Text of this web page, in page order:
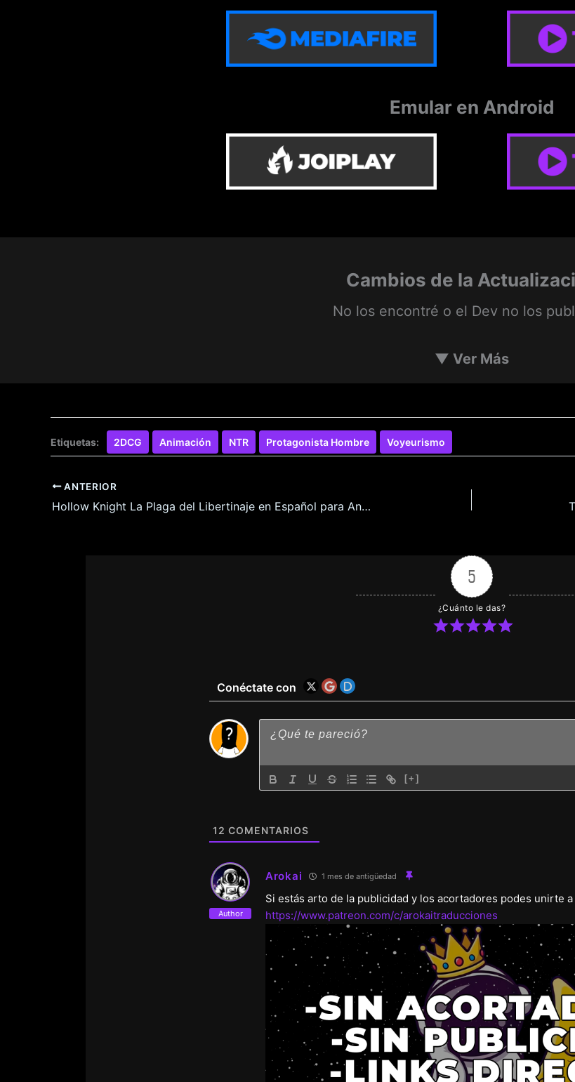
Emular en Android
Cambios de la
No los encontré o el Dev no los
▼ Ver Más
Etiquetas: 2DCG Animación NTR Protagonista Hombre Voyeurismo
ANTERIOR
Hollow Knight La Plaga del Libertinaje en Español para Android y Pc
5
¿Cuánto le das?
Conéctate con
[+]
12 COMENTARIOS
Author
Arokai 1 mes de antigüedad
Si estás arto de la publicidad y los acortadores podes unirte a
https://www.patreon.com/c/arokaitraducciones